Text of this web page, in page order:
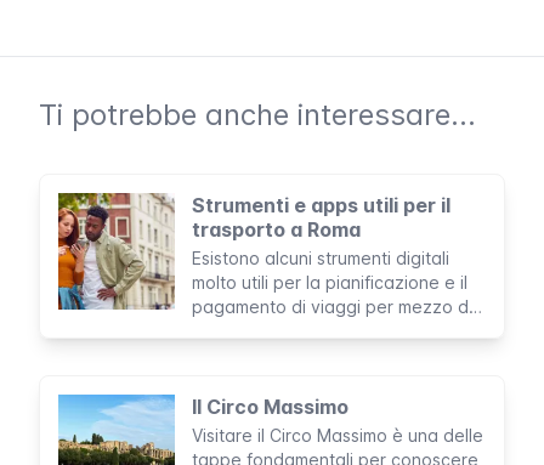
Ti potrebbe anche interessare...
Strumenti e apps utili per il
trasporto a Roma
Esistono alcuni strumenti digitali
molto utili per la pianificazione e il
pagamento di viaggi per mezzo del
connessione internet o, in alcuni
casi, di un computer portatile.
Il Circo Massimo
Visitare il Circo Massimo è una delle
tappe fondamentali per conoscere